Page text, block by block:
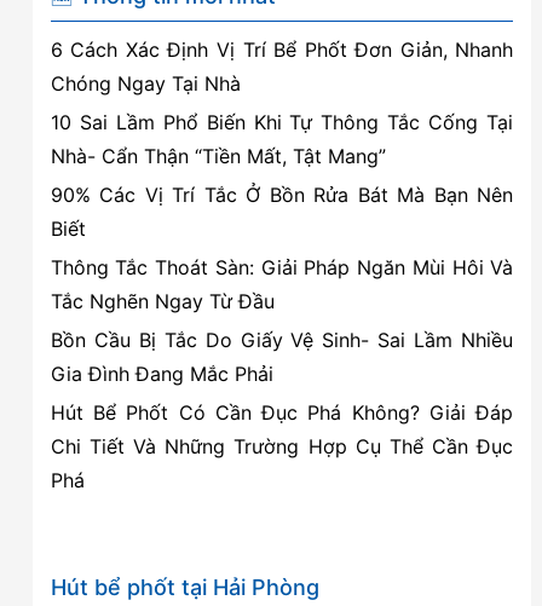
Thủy
Nguyên:
Hút
sạch,
không
đục
phá
6 Cách Xác Định Vị Trí Bể Phốt Đơn Giản, Nhanh
Chóng Ngay Tại Nhà
10 Sai Lầm Phổ Biến Khi Tự Thông Tắc Cống Tại
Nhà- Cẩn Thận “Tiền Mất, Tật Mang”
90% Các Vị Trí Tắc Ở Bồn Rửa Bát Mà Bạn Nên
Biết
Thông Tắc Thoát Sàn: Giải Pháp Ngăn Mùi Hôi Và
Tắc Nghẽn Ngay Từ Đầu
Bồn Cầu Bị Tắc Do Giấy Vệ Sinh- Sai Lầm Nhiều
Gia Đình Đang Mắc Phải
Hút Bể Phốt Có Cần Đục Phá Không? Giải Đáp
Chi Tiết Và Những Trường Hợp Cụ Thể Cần Đục
Phá
Hút bể phốt tại Hải Phòng